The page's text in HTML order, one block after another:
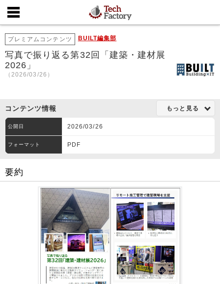
プレミアムコンテンツ BUILT編集部
写真で振り返る第32回「建築・建材展
2026」
（2026/03/26）
コンテンツ情報 もっと見る
公開日 2026/03/26
フォーマット PDF
要約